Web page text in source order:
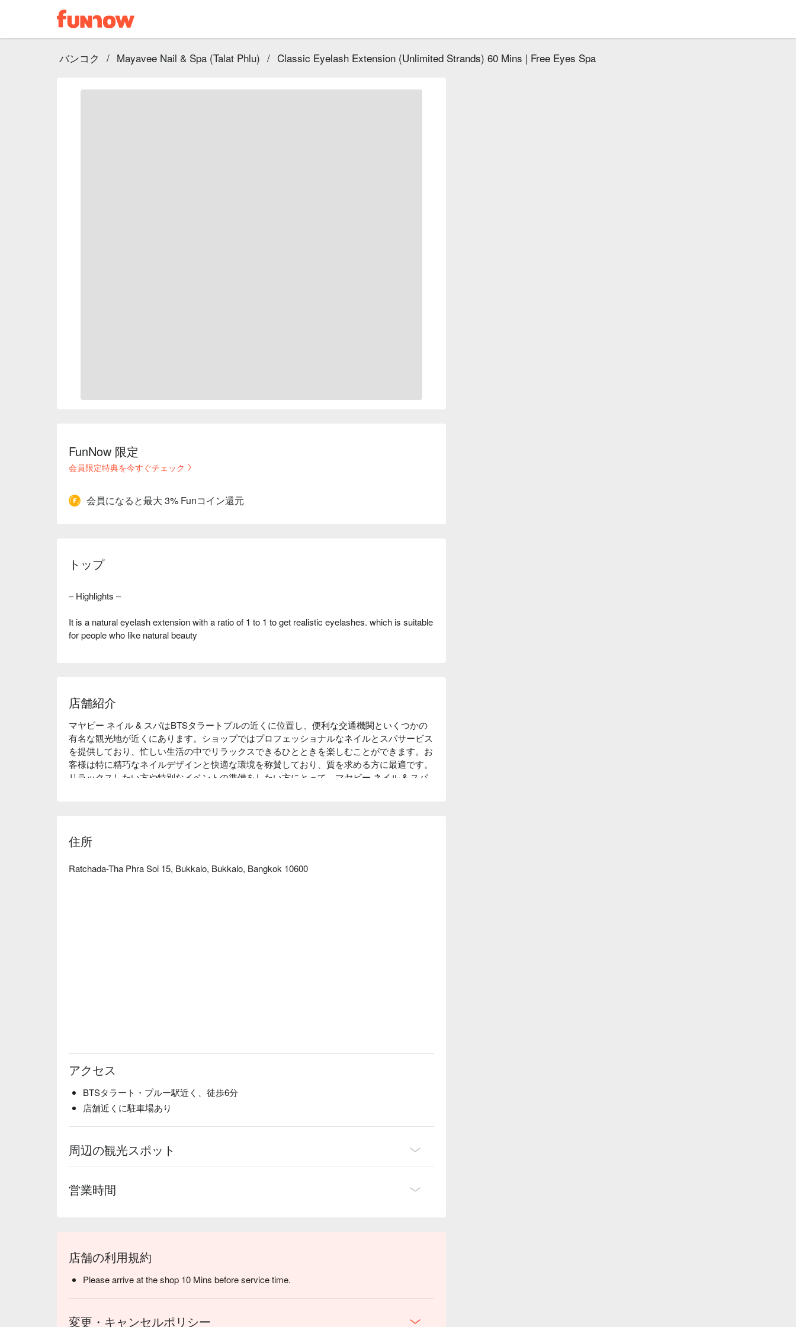
バンコク / Mayavee Nail & Spa (Talat Phlu) / Classic Eyelash Extension (Unlimited Strands) 60 Mins | Free Eyes Spa
FunNow 限定
会員限定特典を今すぐチェック
会員になると最大 3% Funコイン還元
トップ
– Highlights –
It is a natural eyelash extension with a ratio of 1 to 1 to get realistic eyelashes. which is suitable
for people who like natural beauty
店舗紹介
マヤビー ネイル & スパはBTSタラートプルの近くに位置し、便利な交通機関といくつかの
有名な観光地が近くにあります。ショップではプロフェッショナルなネイルとスパサービス
を提供しており、忙しい生活の中でリラックスできるひとときを楽しむことができます。お
客様は特に精巧なネイルデザインと快適な環境を称賛しており、質を求める方に最適です。
リラックスしたい方や特別なイベントの準備をしたい方にとって、マヤビー ネイル & スパ
住所
Ratchada-Tha Phra Soi 15, Bukkalo, Bukkalo, Bangkok 10600
アクセス
BTSタラート・プルー駅近く、徒歩6分
店舗近くに駐車場あり
周辺の観光スポット
営業時間
店舗の利用規約
Please arrive at the shop 10 Mins before service time.
変更・キャンセルポリシー